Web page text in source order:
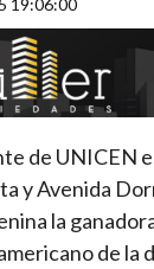
19:06:00
de UNICEN
y Avenida
la
de